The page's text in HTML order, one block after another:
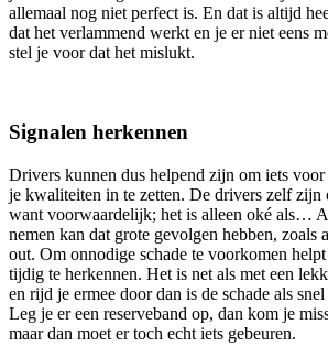
allemaal nog niet perfect is. En dat is altijd
dat het verlammend werkt en je er niet eens
stel je voor dat het mislukt.
Signalen herkennen
Drivers kunnen dus helpend zijn om iets
je kwaliteiten in te zetten. De drivers zelf zijn
want voorwaardelijk; het is alleen oké als…
nemen kan dat grote gevolgen hebben, zoals
out. Om onnodige schade te voorkomen
tijdig te herkennen. Het is net als met een
en rijd je ermee door dan is de schade als
Leg je er een reserveband op, dan kom je
maar dan moet er toch echt iets gebeuren.